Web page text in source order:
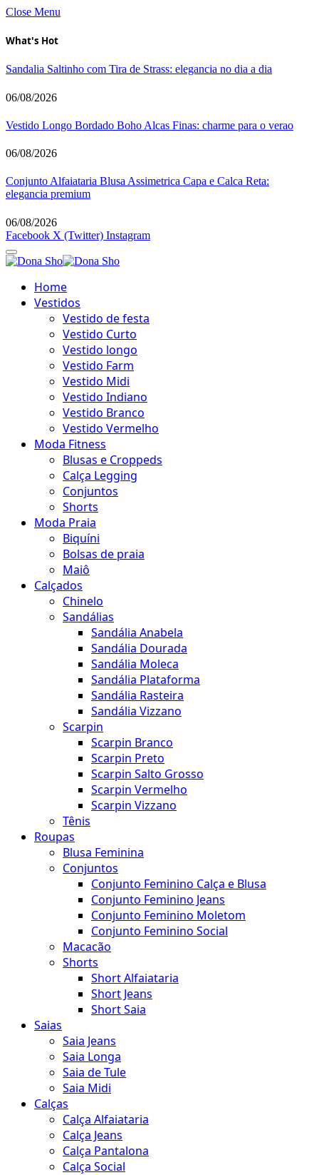
Close Menu
What's Hot
Sandalia Saltinho com Tira de Strass: elegancia no dia a dia
06/08/2026
Vestido Longo Bordado Boho Alcas Finas: charme para o verao
06/08/2026
Conjunto Alfaiataria Blusa Assimetrica Capa e Calca Reta:
elegancia premium
06/08/2026
Facebook X (Twitter) Instagram
Home
Vestidos
Vestido de festa
Vestido Curto
Vestido longo
Vestido Farm
Vestido Midi
Vestido Indiano
Vestido Branco
Vestido Vermelho
Moda Fitness
Blusas e Croppeds
Calça Legging
Conjuntos
Shorts
Moda Praia
Biquíni
Bolsas de praia
Maiô
Calçados
Chinelo
Sandálias
Sandália Anabela
Sandália Dourada
Sandália Moleca
Sandália Plataforma
Sandália Rasteira
Sandália Vizzano
Scarpin
Scarpin Branco
Scarpin Preto
Scarpin Salto Grosso
Scarpin Vermelho
Scarpin Vizzano
Tênis
Roupas
Blusa Feminina
Conjuntos
Conjunto Feminino Calça e Blusa
Conjunto Feminino Jeans
Conjunto Feminino Moletom
Conjunto Feminino Social
Macacão
Shorts
Short Alfaiataria
Short Jeans
Short Saia
Saias
Saia Jeans
Saia Longa
Saia de Tule
Saia Midi
Calças
Calça Alfaiataria
Calça Jeans
Calça Pantalona
Calça Social